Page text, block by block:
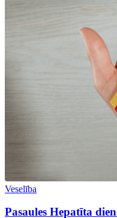
Veselība
Pasaules Hepatīta